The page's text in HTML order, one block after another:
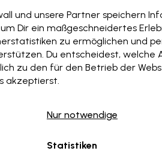
Wildblumen
Zeitgenössische Kunst
und unsere Partner speichern
Dir ein maßgeschneidertes
zu ermöglichen und
Du entscheidest, welche
zu den für den Betrieb der
akzeptierst.
Nur notwendige
Statistiken